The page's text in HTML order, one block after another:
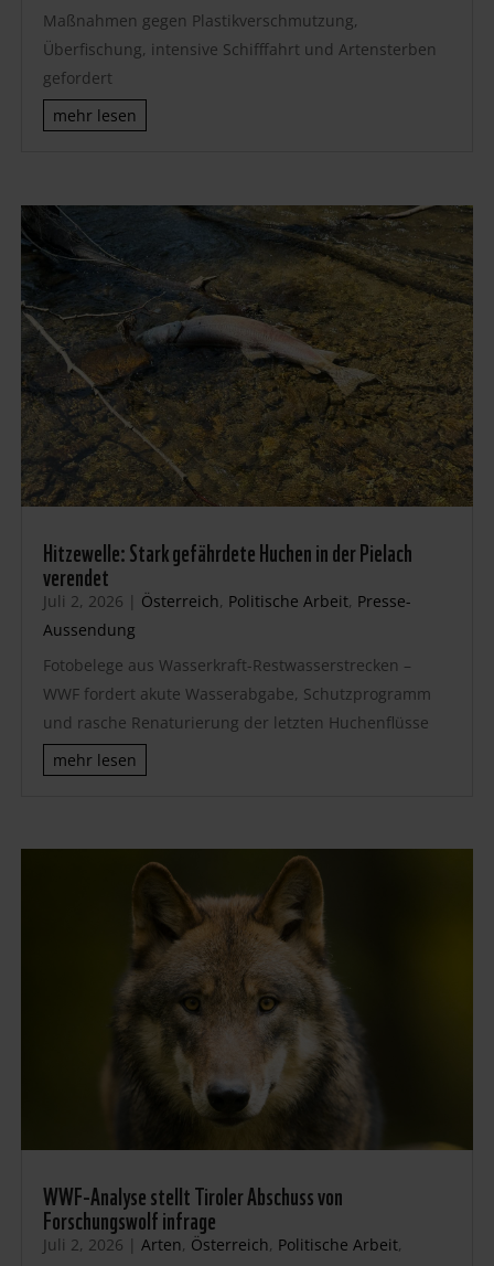
Maßnahmen gegen Plastikverschmutzung,
Überfischung, intensive Schifffahrt und Artensterben
gefordert
mehr lesen
Hitzewelle: Stark gefährdete Huchen in der Pielach
verendet
Juli 2, 2026 | Österreich, Politische Arbeit, Presse-
Aussendung
Fotobelege aus Wasserkraft-Restwasserstrecken –
WWF fordert akute Wasserabgabe, Schutzprogramm
und rasche Renaturierung der letzten Huchenflüsse
mehr lesen
WWF-Analyse stellt Tiroler Abschuss von
Forschungswolf infrage
Juli 2, 2026 | Arten, Österreich, Politische Arbeit,